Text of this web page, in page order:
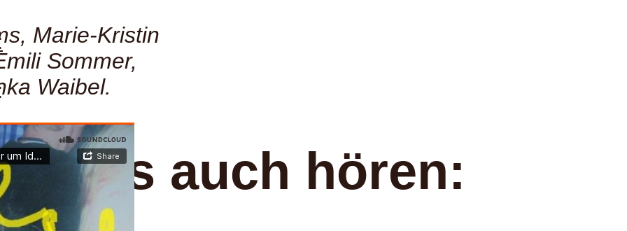
uns auch hören:
Marie-Kristin
Sommer,
Waibel.